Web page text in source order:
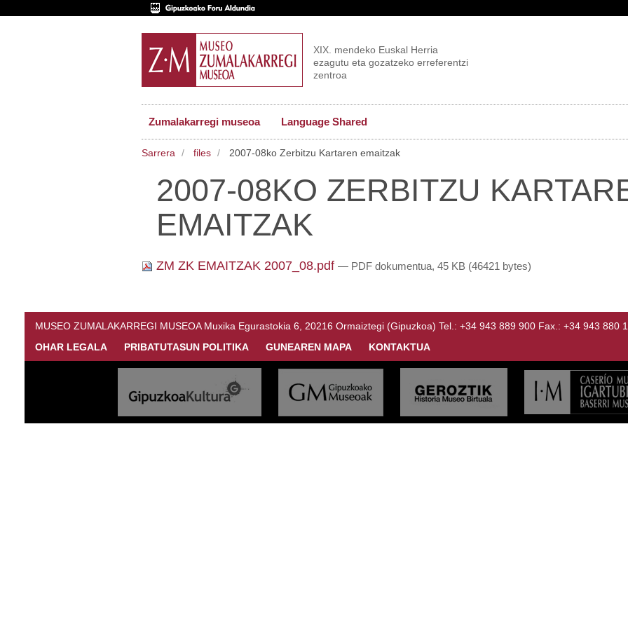
XIX. mendeko Euskal Herria
ezagutu eta gozatzeko erreferentzi
zentroa
Zumalakarregi museoa Language Shared
Sarrera files 2007-08ko Zerbitzu Kartaren emaitzak
2007-08KO ZERBITZU
EMAITZAK
ZM ZK EMAITZAK 2007_08.pdf — PDF dokumentua, 45 KB (46421 bytes)
MUSEO ZUMALAKARREGI MUSEOA Muxika Egurastokia 6, 20216 Ormaiztegi (Gipuzkoa) Tel.: +34 943 889 900 Fax.: +34 943 880
OHAR LEGALA
PRIBATUTASUN POLITIKA GUNEAREN MAPA KONTAKTUA